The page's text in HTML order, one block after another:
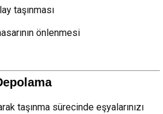
taşınması
önlenmesi
taşınma sürecinde eşyalarınızı